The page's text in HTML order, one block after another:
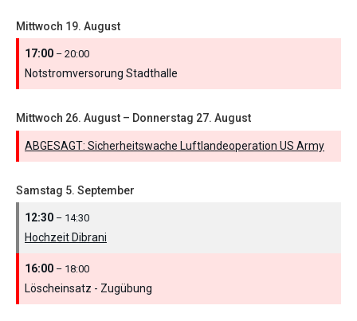
Mittwoch 19. August
17:00 – 20:00
Notstromversorung Stadthalle
Mittwoch 26. August – Donnerstag 27. August
ABGESAGT: Sicherheitswache Luftlandeoperation US Army
Samstag 5. September
12:30 – 14:30
Hochzeit Dibrani
16:00 – 18:00
Löscheinsatz - Zugübung